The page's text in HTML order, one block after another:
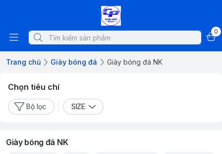
0
Trang chủ Giày bóng đá Giày bóng đá NK
Chọn tiêu chí
Bộ lọc SIZE
Giày bóng đá NK